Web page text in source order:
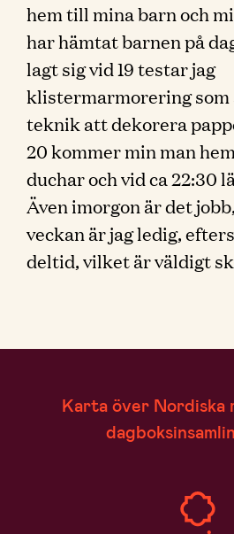
hem till mina barn och
har hämtat barnen på
lagt sig vid 19 testar jag
klistermarmorering som
teknik att dekorera
20 kommer min man
duchar och vid ca 22:30
Även imorgon är det
veckan är jag ledig,
deltid, vilket är väldigt
Karta över Nordiska